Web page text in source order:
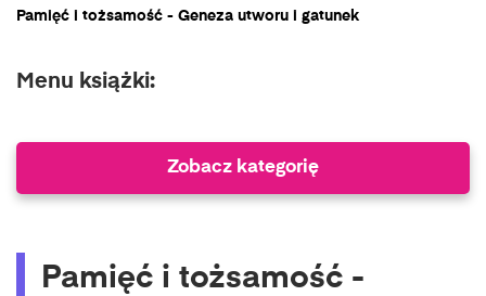
Pamięć i tożsamość - Geneza utworu i gatunek
Menu książki:
Zobacz kategorię
Pamięć i tożsamość -